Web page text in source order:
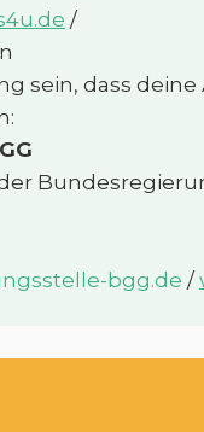
/
sein, dass
bgg.de /